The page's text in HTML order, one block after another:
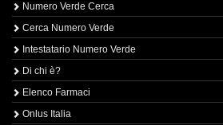
Numero Verde Cerca
Cerca Numero Verde
Intestatario Numero Verde
Di chi è?
Elenco Farmaci
Onlus Italia